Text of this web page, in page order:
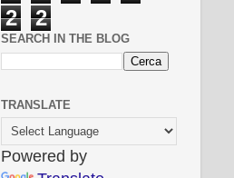
2
2
SEARCH IN THE BLOG
TRANSLATE
Powered by